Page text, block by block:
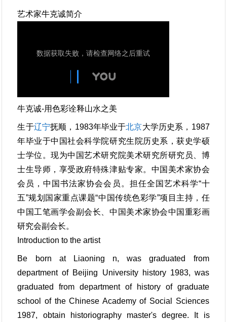
艺术家牛克诚简介
牛克诚-用色彩诠释山水之美
生于辽宁抚顺，1983年毕业于北京大学历史系，1987
年毕业于中国社会科学院研究生院历史系，获史学硕
士学位。现为中国艺术研究院美术研究所研究员、博
士生导师，享受政府特殊津贴专家。中国美术家协会
会员，中国书法家协会会员。担任全国艺术科学“十
五”规划国家重点课题“中国传统色彩学”项目主持，任
中国工笔画学会副会长、中国美术家协会中国重彩画
研究会副会长。
Introduction to the artist
Be born at Liaoning n, was graduated from
department of Beijing University history 1983, was
graduated from department of history of graduate
school of the Chinese Academy of Social Sciences
1987, obtain historiography master's degree. It is